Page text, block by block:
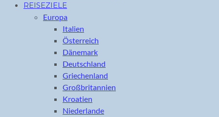
REISEZIELE
Europa
Italien
Österreich
Dänemark
Deutschland
Griechenland
Großbritannien
Kroatien
Niederlande